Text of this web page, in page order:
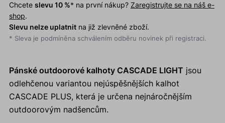
Chcete slevu 10 %* na první nákup? Zaregistrujte se na náš e-
shop.
Slevu nelze uplatnitna již zlevněné zboží.
* Sleva je podmíněna schválením odběru novinek při registraci.
Pánské outdoorové kalhoty CASCADE LIGHT jsou
odlehčenou variantou nejúspěšnějších kalhot
CASCADE PLUS, která je určena nejnáročnějším
outdoorovým nadšencům.